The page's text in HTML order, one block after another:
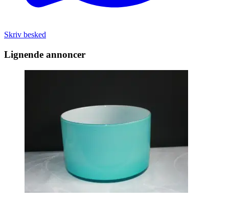
Skriv besked
Lignende annoncer